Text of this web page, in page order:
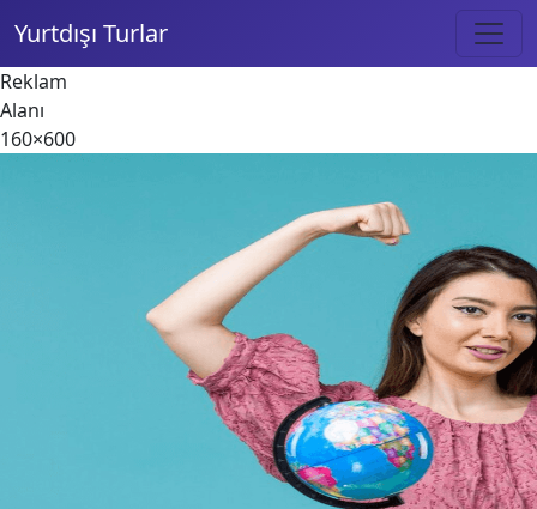
Yurtdışı Turlar
Reklam
Alanı
160×600